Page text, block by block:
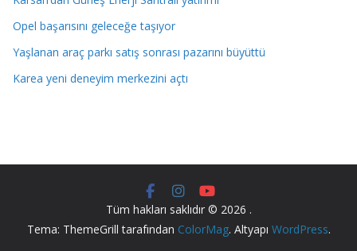
Opel başarısını geleceğe taşıyor
Yaşlanan araç parkı satış sonrası pazarını büyüttü
Karea yeni deneyim merkezini açtı
Tüm hakları saklıdır © 2026 .
Tema: ThemeGrill tarafından ColorMag. Altyapı WordPress.